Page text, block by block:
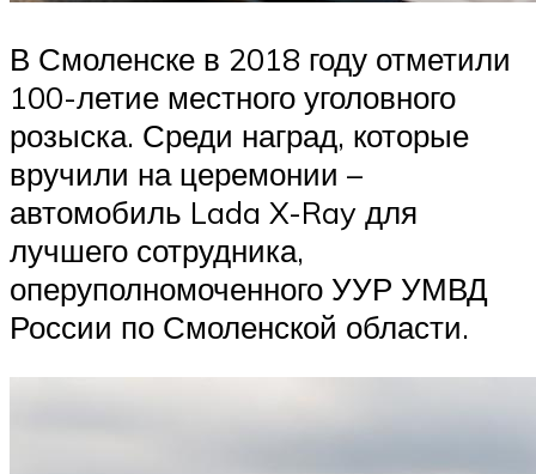
В Смоленске в 2018 году отметили
100-летие местного уголовного
розыска. Среди наград, которые
вручили на церемонии –
автомобиль Lada X-Ray для
лучшего сотрудника,
оперуполномоченного УУР УМВД
России по Смоленской области.